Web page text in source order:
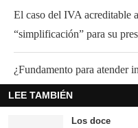
El caso del IVA acreditable
“simplificación” para su
¿Fundamento para atender
LEE TAMBIÉN
Los doce